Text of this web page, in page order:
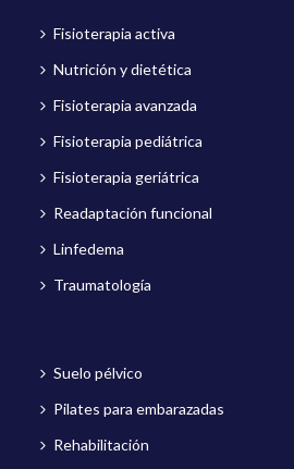
Fisioterapia activa
Nutrición y dietética
Fisioterapia avanzada
Fisioterapia pediátrica
Fisioterapia geriátrica
Readaptación funcional
Linfedema
Traumatología
Suelo pélvico
Pilates para embarazadas
Rehabilitación